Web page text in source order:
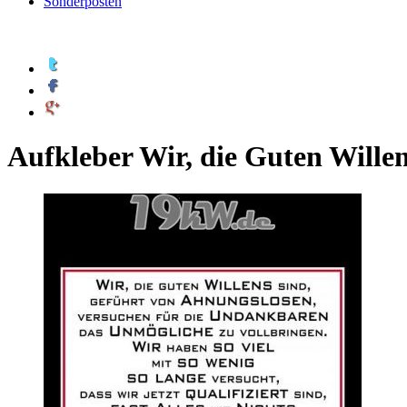
Aufkleber Wir, die Guten